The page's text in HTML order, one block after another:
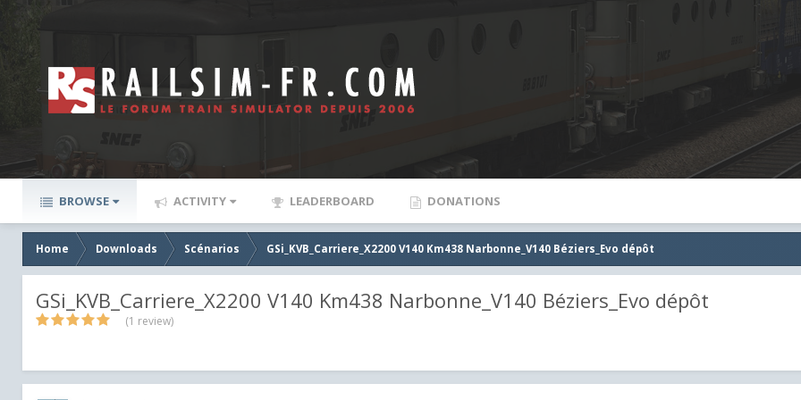
BROWSE ACTIVITY LEADERBOARD DONATIONS
Home Downloads Scénarios GSi_KVB_Carriere_X2200 V140 Km438 Narbonne_V140 Béziers_Evo dépôt
GSi_KVB_Carriere_X2200 V140 Km438 Narbonne_V140 Béziers_Evo dépôt
(1 review)